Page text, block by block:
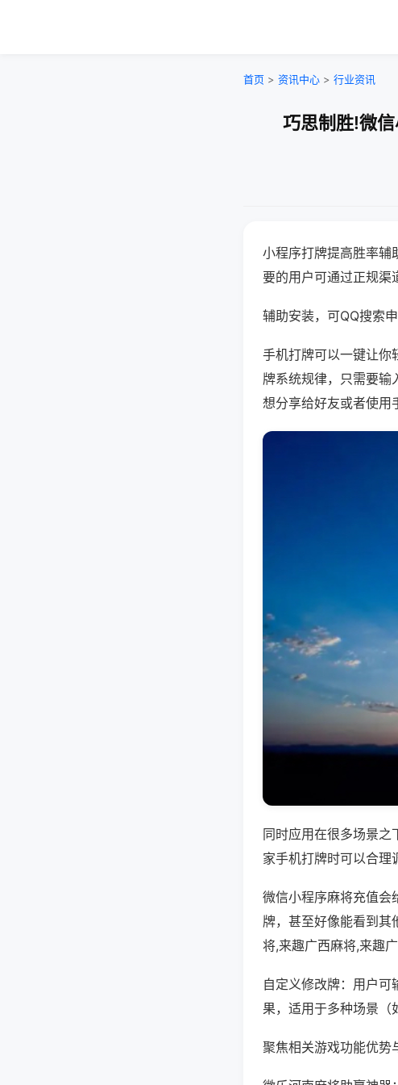
首页 > 资讯中心 > 行业资讯
巧思制胜!微
小程序打牌提高胜率辅
要的用户可通过正规渠
辅助安装，可QQ搜索
手机打牌可以一键让你
牌系统规律，只需要输
想分享给好友或者使用
同时应用在很多场景之
家手机打牌时可以合理
微信小程序麻将充值会
牌，甚至好像能看到其
将,来趣广西麻将,来趣
自定义修改牌：用户可
果，适用于多种场景（
聚焦相关游戏功能优势